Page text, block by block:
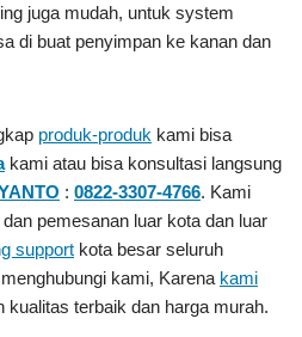
juga mudah, untuk system
di buat penyimpan ke kanan dan
produk-produk kami bisa
kami atau bisa konsultasi langsung
: 0822-3307-4766. Kami
pemesanan luar kota dan luar
support kota besar seluruh
kami, Karena kami
kualitas terbaik dan harga murah.